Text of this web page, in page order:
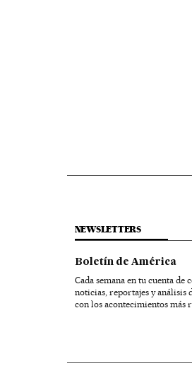
NEWSLETTERS
Boletín de América
Cada semana en tu cuenta de
noticias, reportajes y análisis
con los acontecimientos más